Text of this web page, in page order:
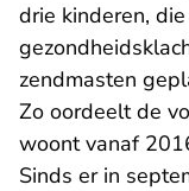
drie kinderen,
zendmasten
Zo oordeelt de
woont vanaf
Sinds er in